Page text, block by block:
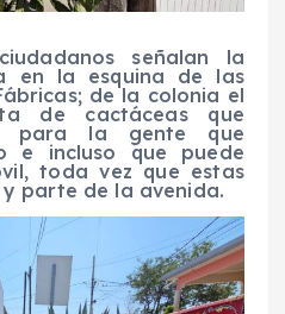
señalan la
en la esquina de las
de la colonia el
de cactáceas que
para la gente que
e incluso que puede
toda vez que estas
parte de la avenida.